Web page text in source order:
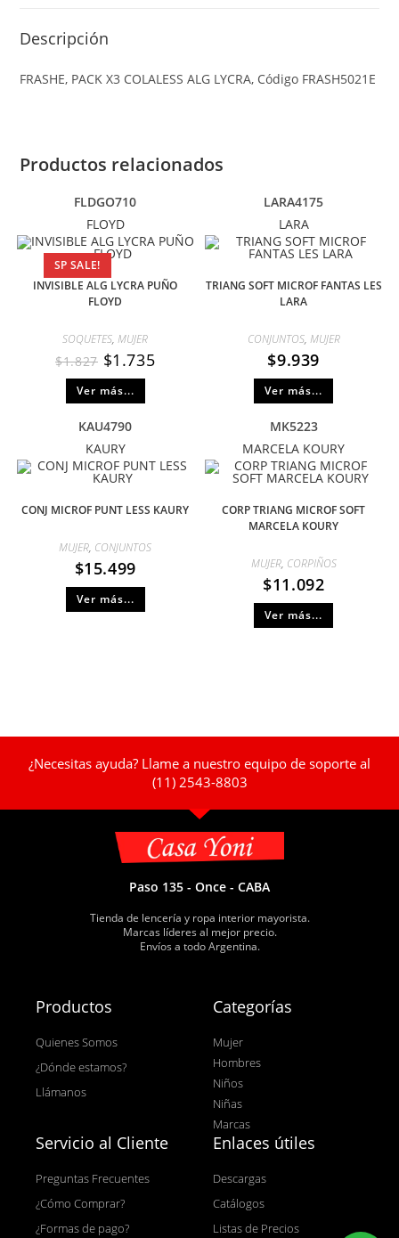
Descripción
FRASHE, PACK X3 COLALESS ALG LYCRA, Código FRASH5021E
Productos relacionados
FLDGO710
FLOYD
SP SALE!
INVISIBLE ALG LYCRA PUÑO
FLOYD
SOQUETES,MUJER
$1.827 $1.735
Ver más...
LARA4175
LARA
TRIANG SOFT MICROF FANTAS LES
LARA
CONJUNTOS, MUJER
$9.939
Ver más...
KAU4790
KAURY
CONJ MICROF PUNT LESS KAURY
MUJER, CONJUNTOS
$15.499
Ver más...
MK5223
MARCELA KOURY
CORP TRIANG MICROF SOFT
MARCELA KOURY
MUJER, CORPIÑOS
$11.092
Ver más...
¿Necesitas ayuda? Llame a nuestro equipo de soporte al
(11) 2543-8803
Paso 135 - Once - CABA
Tienda de lencería y ropa interior mayorista.
Marcas líderes al mejor precio.
Envíos a todo Argentina.
Productos
Quienes Somos
¿Dónde estamos?
Llámanos
Categorías
Mujer
Hombres
Niños
Niñas
Marcas
Servicio al Cliente
Preguntas Frecuentes
¿Cómo Comprar?
¿Formas de pago?
Enlaces útiles
Descargas
Catálogos
Listas de Precios